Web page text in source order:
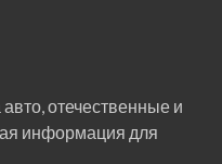
отечественные и
информация для